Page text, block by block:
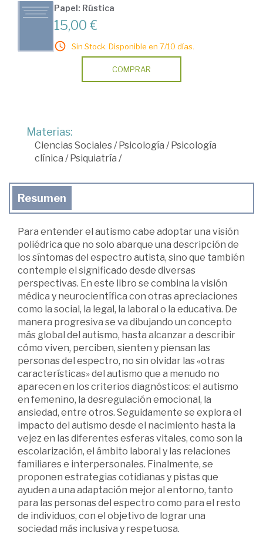
Papel: Rústica
15,00 €
Sin Stock. Disponible en 7/10 días.
COMPRAR
Materias:
Ciencias Sociales /Psicología /Psicología
clínica /Psiquiatría /
Resumen
Para entender el autismo cabe adoptar una visión
poliédrica que no solo abarque una descripción de
los síntomas del espectro autista, sino que también
contemple el significado desde diversas
perspectivas. En este libro se combina la visión
médica y neurocientífica con otras apreciaciones
como la social, la legal, la laboral o la educativa. De
manera progresiva se va dibujando un concepto
más global del autismo, hasta alcanzar a describir
cómo viven, perciben, sienten y piensan las
personas del espectro, no sin olvidar las «otras
características» del autismo que a menudo no
aparecen en los criterios diagnósticos: el autismo
en femenino, la desregulación emocional, la
ansiedad, entre otros. Seguidamente se explora el
impacto del autismo desde el nacimiento hasta la
vejez en las diferentes esferas vitales, como son la
escolarización, el ámbito laboral y las relaciones
familiares e interpersonales. Finalmente, se
proponen estrategias cotidianas y pistas que
ayuden a una adaptación mejor al entorno, tanto
para las personas del espectro como para el resto
de individuos, con el objetivo de lograr una
sociedad más inclusiva y respetuosa.